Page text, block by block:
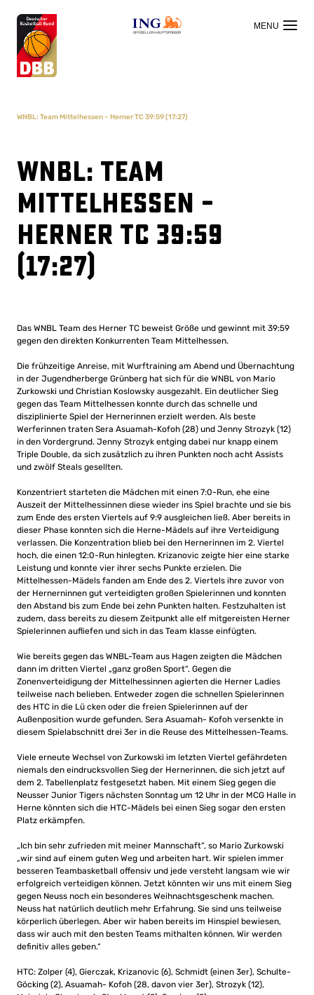
OFFIZIELLER HAUPTSPONSOR
WNBL: Team Mittelhessen – Herner TC 39:59 (17:27)
WNBL: Team
Mittelhessen –
Herner TC 39:59
(17:27)
Das WNBL Team des Herner TC beweist Größe und gewinnt mit 39:59
gegen den direkten Konkurrenten Team Mittelhessen.
Die frühzeitige Anreise, mit Wurftraining am Abend und Übernachtung
in der Jugendherberge Grünberg hat sich für die WNBL von Mario
Zurkowski und Christian Koslowsky ausgezahlt. Ein deutlicher Sieg
gegen das Team Mittelhessen konnte durch das schnelle und
disziplinierte Spiel der Hernerinnen erzielt werden. Als beste
Werferinnen traten Sera Asuamah-Kofoh (28) und Jenny Strozyk (12)
in den Vordergrund. Jenny Strozyk entging dabei nur knapp einem
Triple Double, da sich zusätzlich zu ihren Punkten noch acht Assists
und zwölf Steals gesellten.
Konzentriert starteten die Mädchen mit einen 7:0-Run, ehe eine
Auszeit der Mittelhessinnen diese wieder ins Spiel brachte und sie bis
zum Ende des ersten Viertels auf 9:9 ausgleichen ließ. Aber bereits in
dieser Phase konnten sich die Herne-Mädels auf ihre Verteidigung
verlassen. Die Konzentration blieb bei den Hernerinnen im 2. Viertel
hoch, die einen 12:0-Run hinlegten. Krizanovic zeigte hier eine starke
Leistung und konnte vier ihrer sechs Punkte erzielen. Die
Mittelhessen-Mädels fanden am Ende des 2. Viertels ihre zuvor von
der Hernerninnen gut verteidigten großen Spielerinnen und konnten
den Abstand bis zum Ende bei zehn Punkten halten. Festzuhalten ist
zudem, dass bereits zu diesem Zeitpunkt alle elf mitgereisten Herner
Spielerinnen aufliefen und sich in das Team klasse einfügten.
Wie bereits gegen das WNBL-Team aus Hagen zeigten die Mädchen
dann im dritten Viertel „ganz großen Sport“. Gegen die
Zonenverteidigung der Mittelhessinnen agierten die Herner Ladies
teilweise nach belieben. Entweder zogen die schnellen Spielerinnen
des HTC in die Lü cken oder die freien Spielerinnen auf der
Außenposition wurde gefunden. Sera Asuamah- Kofoh versenkte in
diesem Spielabschnitt drei 3er in die Reuse des Mittelhessen-Teams.
Viele erneute Wechsel von Zurkowski im letzten Viertel gefährdeten
niemals den eindrucksvollen Sieg der Hernerinnen, die sich jetzt auf
dem 2. Tabellenplatz festgesetzt haben. Mit einem Sieg gegen die
Neusser Junior Tigers nächsten Sonntag um 12 Uhr in der MCG Halle in
Herne könnten sich die HTC-Mädels bei einen Sieg sogar den ersten
Platz erkämpfen.
„Ich bin sehr zufrieden mit meiner Mannschaft“, so Mario Zurkowski
„wir sind auf einem guten Weg und arbeiten hart. Wir spielen immer
besseren Teambasketball offensiv und jede versteht langsam wie wir
erfolgreich verteidigen können. Jetzt könnten wir uns mit einem Sieg
gegen Neuss noch ein besonderes Weihnachtsgeschenk machen.
Neuss hat natürlich deutlich mehr Erfahrung. Sie sind uns teilweise
körperlich überlegen. Aber wir haben bereits im Hinspiel bewiesen,
dass wir auch mit den besten Teams mithalten können. Wir werden
definitiv alles geben.“
HTC: Zolper (4), Gierczak, Krizanovic (6), Schmidt (einen 3er), Schulte-
Göcking (2), Asuamah- Kofoh (28, davon vier 3er), Strozyk (12),